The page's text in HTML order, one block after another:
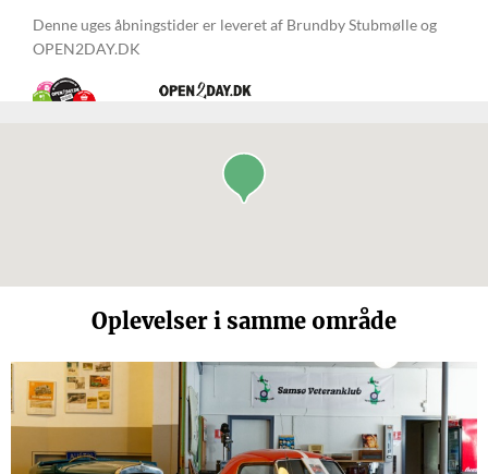
Denne uges åbningstider er leveret af Brundby Stubmølle og
OPEN2DAY.DK
Oplevelser i samme område